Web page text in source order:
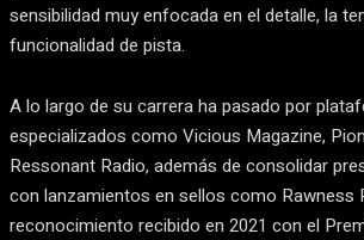
sensibilidad muy enfocada en el detalle, la
funcionalidad de pista.
A lo largo de su carrera ha pasado por
especializados como Vicious Magazine,
Ressonant Radio, además de consolidar
con lanzamientos en sellos como Rawness
reconocimiento recibido en 2021 con el